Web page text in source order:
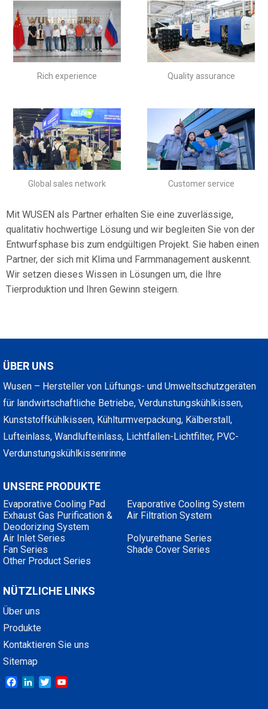
Rich experience Quality assurance
Global sales network Customer service
Mit WUSEN als Partner erhalten Sie eine zuverlässige,
qualitativ hochwertige Lösung und wir begleiten Sie von der
Entwurfsphase bis zum endgültigen Projekt. Sie haben einen
Partner, der sich mit Klima und Farmmanagement auskennt.
Wir setzen dieses Wissen in Lösungen um, die Ihre
Tierproduktion und Ihren Gewinn steigern.
ÜBER UNS
Wusen – Hersteller von Lüftungs- und Umweltschutzgeräten
für landwirtschaftliche Betriebe, Verdunstungskühlkissen,
Kunststoffkühlkissen, Kühlturmverpackung, Kälberstall,
Lufteinlass, Wandlufteinlass, Lichtfallen-Lichtfilter, PVC-
Verdunstungskühlkissenrinne
UNSERE PRODUKTE
Evaporative Cooling Pad
Evaporative Cooling System
Exhaust Gas Purification &
Deodorizing System
Air Filtration System
Air Inlet Series
Polyurethane Series
Fan Series
Shade Cover Series
Other Product Series
NÜTZLICHE LINKS
Über uns
Produkte
Kontaktieren Sie uns
Sitemap
Facebook
LinkedIn
Twitter